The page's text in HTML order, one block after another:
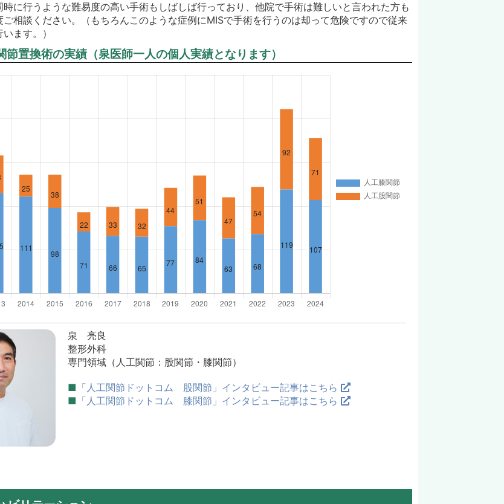
時に行うような難易度の高い手術もしばしば行っており、他院で手術は難しいと言われた方も
相談ください。（もちろんこのような症例にMISで手術を行うのは却って危険ですので従来
ます。）
節置換術の実績（泉医師一人の個人実績となります）
泉 亮良
整形外科
専門領域（人工関節：股関節・膝関節）
■ 「人工関節ドットコム 股関節」インタビュー記事はこちら
■ 「人工関節ドットコム 膝関節」インタビュー記事はこちら